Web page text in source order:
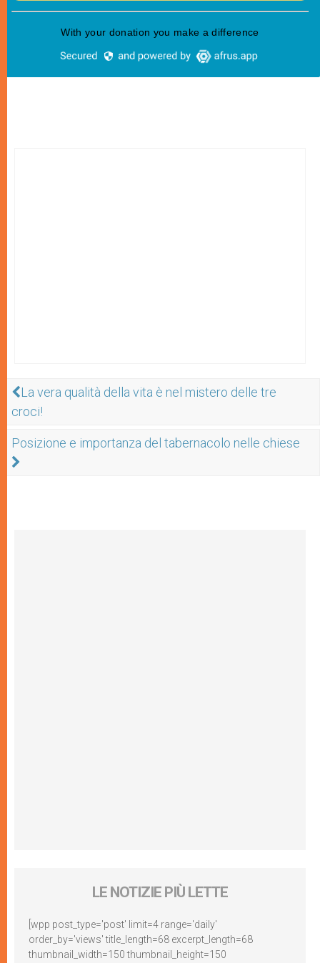
La vera qualità della vita è nel mistero delle tre
croci!
Posizione e importanza del tabernacolo nelle chiese
LE NOTIZIE PIÙ LETTE
[wpp post_type='post' limit=4 range='daily'
order_by='views' title_length=68 excerpt_length=68
thumbnail_width=150 thumbnail_height=150